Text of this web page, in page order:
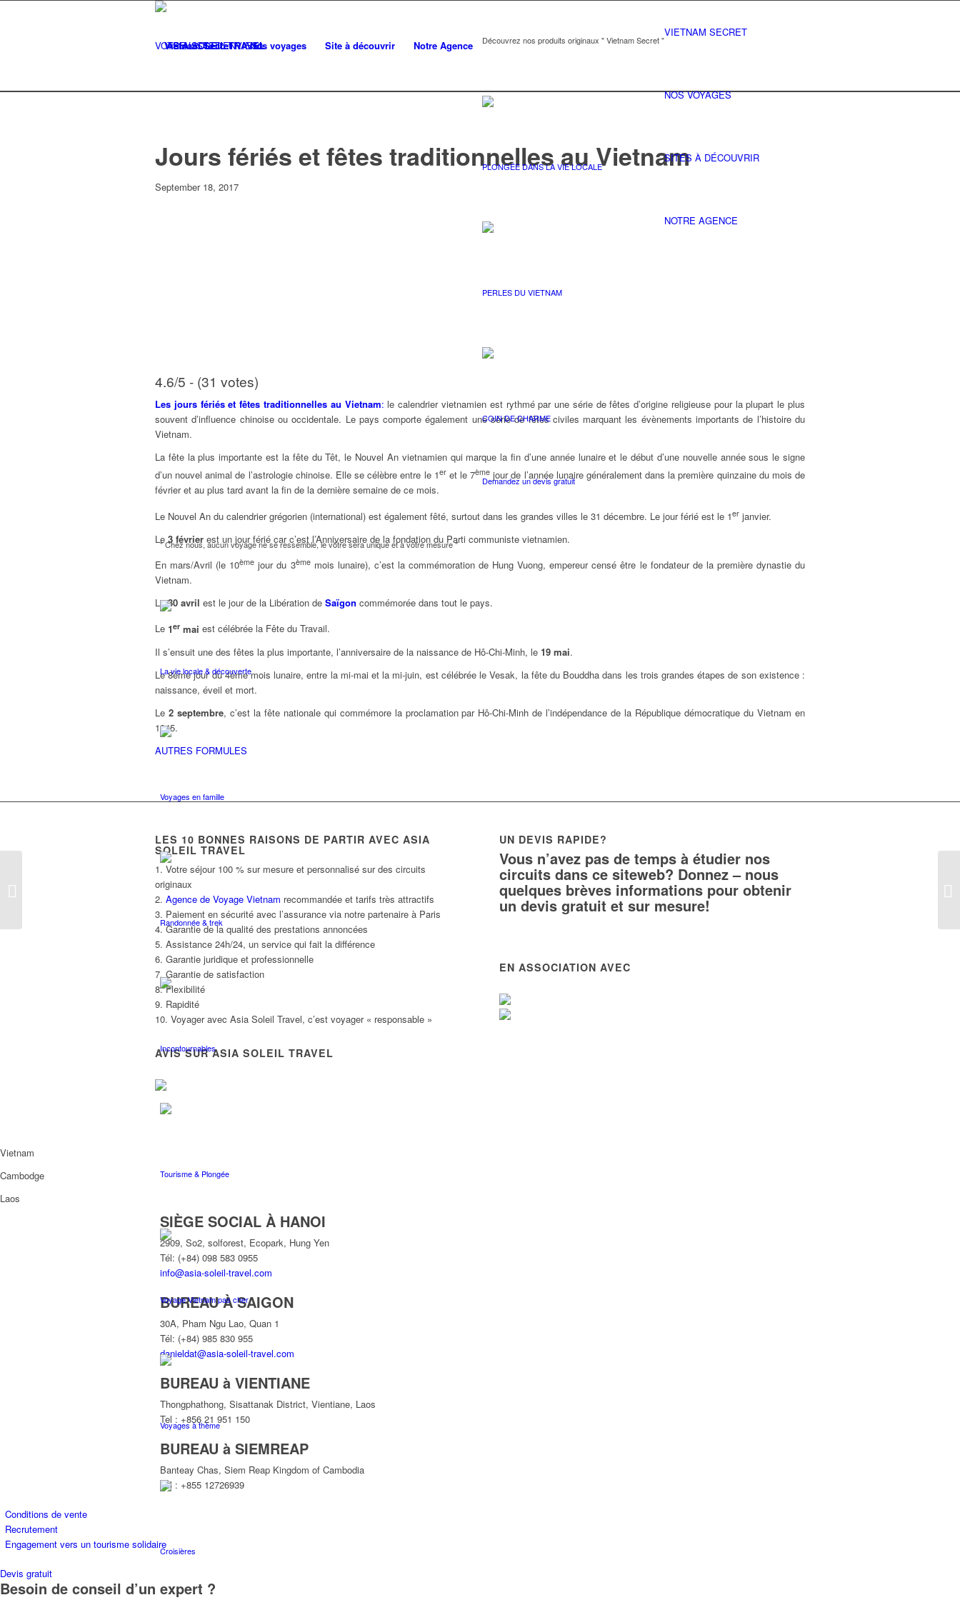
Vietnam Secret Nos voyages Site à découvrir Notre Agence
VIETNAM SECRET
Découvrez nos produits originaux " Vietnam Secret "
PLONGÉE DANS LA VIE LOCALE
PERLES DU VIETNAM
COIN DE CHARME
Demandez un devis gratuit
NOS VOYAGES
" Chez nous, aucun voyage ne se ressemble, le vôtre sera unique et à votre mesure "
La vie locale & découverte
Voyages en famille
Randonnée & trek
Incontournables
Tourisme & Plongée
Voyage Vietnam pas cher
Voyages à thème
Croisières
SITES À DÉCOUVRIR
NOTRE AGENCE
VOTRE LISTED'ENVIES0
Jours fériés et fêtes traditionnelles au Vietnam
September 18, 2017
4.6/5 - (31 votes)
Les jours fériés et fêtes traditionnelles au Vietnam: le calendrier vietnamien est rythmé par une série de fêtes d’origine religieuse pour la plupart le plus
souvent d’influence chinoise ou occidentale. Le pays comporte également une série de fêtes civiles marquant les évènements importants de l’histoire du
Vietnam.
La fête la plus importante est la fête du Têt, le Nouvel An vietnamien qui marque la fin d’une année lunaire et le début d’une nouvelle année sous le signe
d’un nouvel animal de l’astrologie chinoise. Elle se célèbre entre le 1eret le 7ème jour de l’année lunaire généralement dans la première quinzaine du mois de
février et au plus tard avant la fin de la dernière semaine de ce mois.
Le Nouvel An du calendrier grégorien (international) est également fêté, surtout dans les grandes villes le 31 décembre. Le jour férié est le 1er janvier.
Le3 février est un jour férié car c’est l’Anniversaire de la fondation du Parti communiste vietnamien.
En mars/Avril (le 10ème jour du 3èmemois lunaire), c’est la commémoration de Hung Vuong, empereur censé être le fondateur de la première dynastie du
Vietnam.
Le30 avril est le jour de la Libération de Saïgon commémorée dans tout le pays.
Le 1er mai est célébrée la Fête du Travail.
Il s’ensuit une des fêtes la plus importante, l’anniversaire de la naissance de Hô-Chi-Minh, le 19 mai.
Le 8ème jour du 4ème mois lunaire, entre la mi-mai et la mi-juin, est célébrée le Vesak, la fête du Bouddha dans les trois grandes étapes de son existence :
naissance, éveil et mort.
Le 2 septembre, c’est la fête nationale qui commémore la proclamation par Hô-Chi-Minh de l’indépendance de la République démocratique du Vietnam en
1945.
AUTRES FORMULES
LES 10 BONNES RAISONS DE PARTIR AVEC ASIA
SOLEIL TRAVEL
1. Votre séjour 100 % sur mesure et personnalisé sur des circuits
originaux
2. Agence de Voyage Vietnam recommandée et tarifs très attractifs
3. Paiement en sécurité avec l’assurance via notre partenaire à Paris
4. Garantie de la qualité des prestations annoncées
5. Assistance 24h/24, un service qui fait la différence
6. Garantie juridique et professionnelle
7. Garantie de satisfaction
8. Flexibilité
9. Rapidité
10. Voyager avec Asia Soleil Travel, c’est voyager « responsable »
AVIS SUR ASIA SOLEIL TRAVEL
UN DEVIS RAPIDE?
Vous n’avez pas de temps à étudier nos
circuits dans ce siteweb? Donnez – nous
quelques brèves informations pour obtenir
un devis gratuit et sur mesure!
EN ASSOCIATION AVEC
Vietnam
Cambodge
Laos
SIÈGE SOCIAL À HANOI
2909, So2, solforest, Ecopark, Hung Yen
Tél: (+84) 098 583 0955
info@asia-soleil-travel.com
BUREAU À SAIGON
30A, Pham Ngu Lao, Quan 1
Tél: (+84) 985 830 955
danieldat@asia-soleil-travel.com
BUREAU à VIENTIANE
Thongphathong, Sisattanak District, Vientiane, Laos
Tel : +856 21 951 150
BUREAU à SIEMREAP
Banteay Chas, Siem Reap Kingdom of Cambodia
Tel : +855 12726939
Conditions de vente
Recrutement
Engagement vers un tourisme solidaire
Devis gratuit
Besoin de conseil d’un expert ?